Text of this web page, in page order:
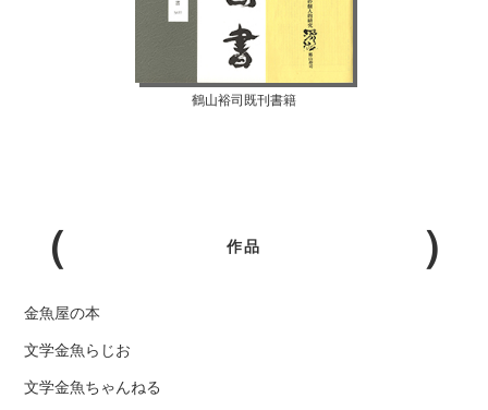
鶴山裕司既刊書籍
作品
金魚屋の本
文学金魚らじお
文学金魚ちゃんねる